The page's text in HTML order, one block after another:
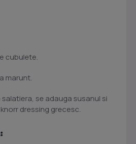
cubulete.
marunt.
se adauga susanul si
dressing grecesc.